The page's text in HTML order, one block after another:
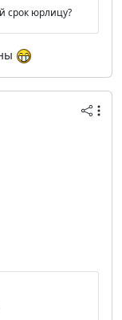
срок юрлицу?